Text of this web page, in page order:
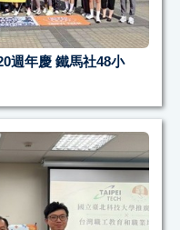
週年慶 鐵馬社48小